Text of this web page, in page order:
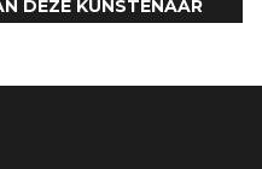
DEZE KUNSTENAAR